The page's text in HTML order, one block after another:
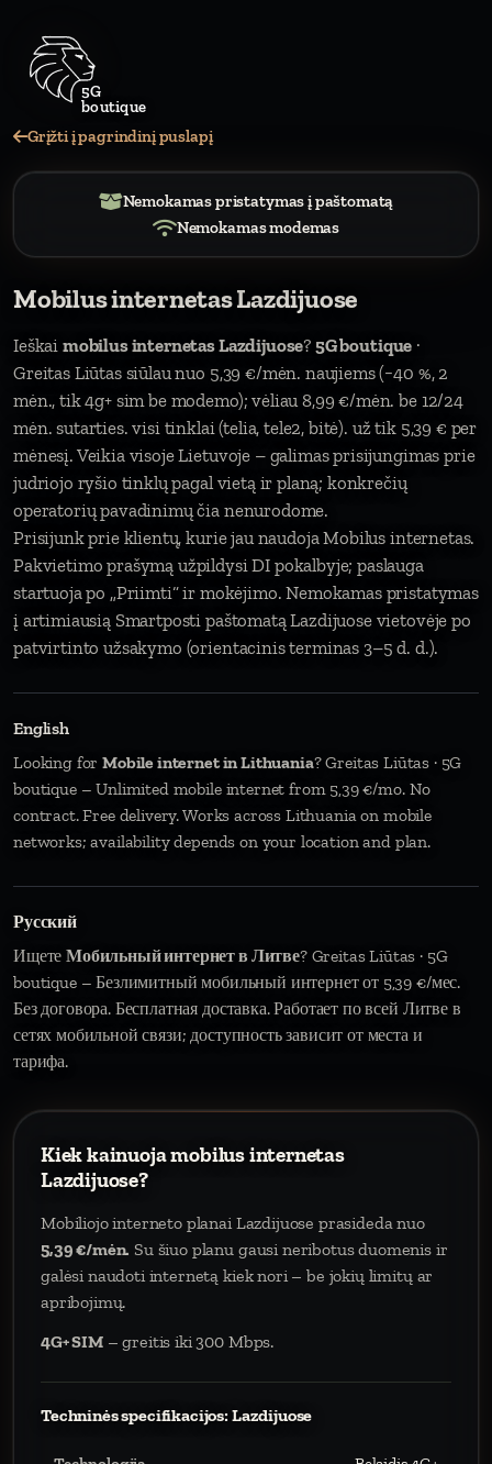
Grįžti į pagrindinį puslapį
Nemokamas pristatymas į paštomatą
Nemokamas modemas
Mobilus internetas Lazdijuose
Ieškai mobilus internetas Lazdijuose? 5G boutique ·
Greitas Liūtas siūlau nuo 5,39 €/mėn. naujiems (−40 %, 2
mėn., tik 4g+ sim be modemo); vėliau 8,99 €/mėn. be 12/24
mėn. sutarties. visi tinklai (telia, tele2, bitė). už tik 5,39 € per
mėnesį. Veikia visoje Lietuvoje – galimas prisijungimas prie
judriojo ryšio tinklų pagal vietą ir planą; konkrečių
operatorių pavadinimų čia nenurodome.
Prisijunk prie klientų, kurie jau naudoja Mobilus internetas.
Pakvietimo prašymą užpildysi DI pokalbyje; paslauga
startuoja po „Priimti“ ir mokėjimo. Nemokamas pristatymas
į artimiausią Smartposti paštomatą Lazdijuose vietovėje po
patvirtinto užsakymo (orientacinis terminas 3–5 d. d.).
English
Looking forMobile internet in Lithuania? Greitas Liūtas · 5G
boutique – Unlimited mobile internet from 5,39 €/mo. No
contract. Free delivery. Works across Lithuania on mobile
networks; availability depends on your location and plan.
Русский
ИщетеМобильный интернет в Литве? Greitas Liūtas · 5G
boutique – Безлимитный мобильный интернет от 5,39 €/мес.
Без договора. Бесплатная доставка. Работает по всей Литве в
сетях мобильной связи; доступность зависит от места и
тарифа.
Kiek kainuoja mobilus internetas
Lazdijuose?
Mobiliojo interneto planai Lazdijuose prasideda nuo
5,39 €/mėn. Su šiuo planu gausi neribotus duomenis ir
galėsi naudoti internetą kiek nori – be jokių limitų ar
apribojimų.
4G+ SIM– greitis iki 300 Mbps.
Techninės specifikacijos: Lazdijuose